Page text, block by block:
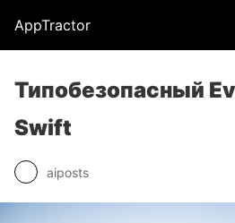
AppTractor
Типобезопасный
Swift
aiposts